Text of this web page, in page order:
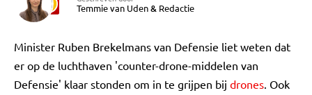
Temmie van Uden& Redactie
Minister Ruben Brekelmans van Defensie liet weten dat
er op de luchthaven 'counter-drone-middelen van
Defensie' klaar stonden om in te grijpen bij drones. Ook